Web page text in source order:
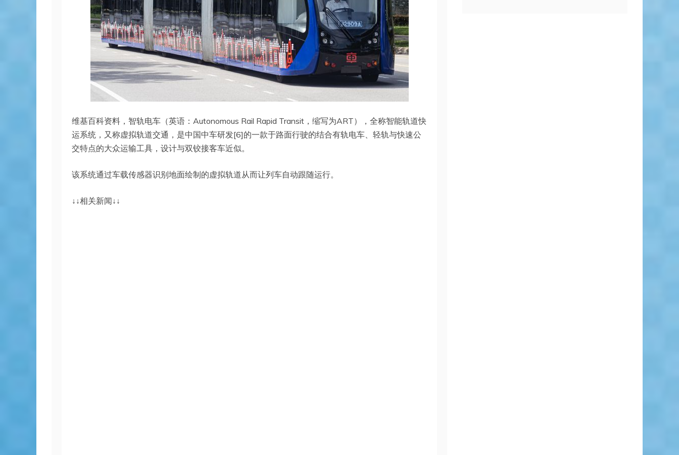
维基百科资料，智轨电车（英语：Autonomous Rail Rapid Transit，缩写为ART），全称智能轨道快
运系统，又称虚拟轨道交通，是中国中车研发[6]的一款于路面行驶的结合有轨电车、轻轨与快速公
交特点的大众运输工具，设计与双铰接客车近似。
该系统通过车载传感器识别地面绘制的虚拟轨道从而让列车自动跟随运行。
↓↓相关新闻↓↓